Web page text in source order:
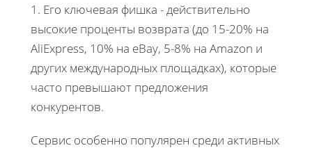
1. Его ключевая фишка - действительно
высокие проценты возврата (до 15-20% на
AliExpress, 10% на eBay, 5-8% на Amazon и
других международных площадках), которые
часто превышают предложения
конкурентов.
Сервис особенно популярен среди активных